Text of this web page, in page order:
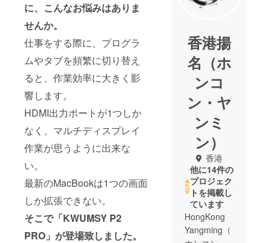
に、こんなお悩みはありま
せんか。
仕事をする際に、プログラ
ムやタブを頻繁に切り替え
ると、作業効率に大きく影
響します。
HDMI出力ポートが1つしか
なく、マルチディスプレイ
作業が思うように出来な
い。
最新のMacBookは1つの画面
しか拡張できない。
そこで「KWUMSY P2
PRO」が登場致しました。
香港揚
名（ホ
ンコ
ン・ヤ
ンミ
ン）
香港
他に14件の
プロジェク
トを掲載し
ています
HongKong
Yangming（